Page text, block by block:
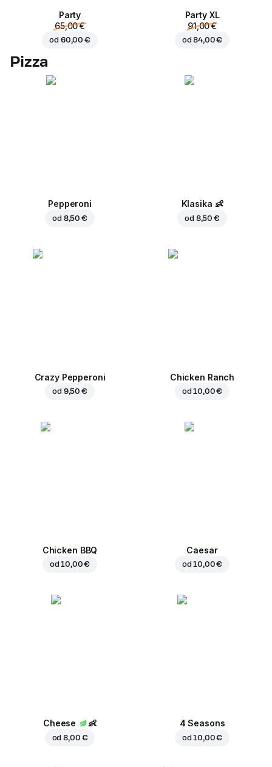
Party
65,00 €
od 60,00 €
Party XL
91,00 €
od84,00 €
Pizza
Pepperoni
od 8,50 €
Klasika 👶
od 8,50 €
Crazy Pepperoni
od 9,50 €
Chicken Ranch
od10,00 €
Chicken BBQ
od10,00 €
Caesar
od10,00 €
Cheese 👶
od8,00 €
4 Seasons
od10,00 €